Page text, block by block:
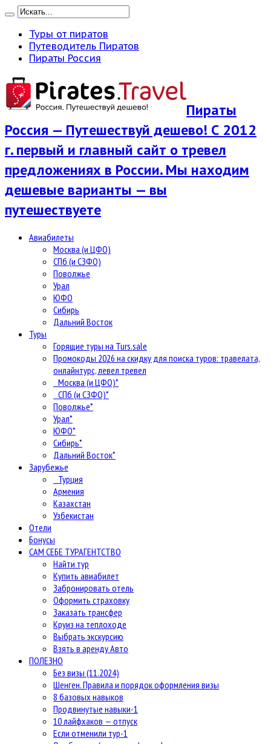
Туры от пиратов
Путеводитель Пиратов
Пираты Россия
Пираты
Россия — Путешествуй дешево! С 2012
г. первый и главный сайт о тревел
предложениях в России. Мы находим
дешевые варианты — вы
путешествуете
Авиабилеты
Москва (и ЦФО)
СПб (и СЗФО)
Поволжье
Урал
ЮФО
Сибирь
Дальний Восток
Туры
Горящие туры на Turs.sale
Промокоды 2026 на скидку для поиска туров: травелата,
онлайнтурс, левел тревел
Москва (и ЦФО)*
СПб (и СЗФО)*
Поволжье*
Урал*
ЮФО*
Сибирь*
Дальний Восток*
Зарубежье
Турция
Армения
Казахстан
Узбекистан
Отели
Бонусы
САМ СЕБЕ ТУРАГЕНТСТВО
Найти тур
Купить авиабилет
Забронировать отель
Оформить страховку
Заказать трансфер
Круиз на теплоходе
Выбрать экскурсию
Взять в аренду Авто
ПОЛЕЗНО
Без визы (11.2024)
Шенген. Правила и порядок оформления визы
8 базовых навыков
Продвинутые навыки-1
10 лайфхаков — отпуск
Если отменили тур-1